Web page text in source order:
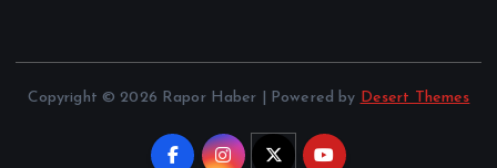
Copyright © 2026 Rapor Haber | Powered by Desert Themes